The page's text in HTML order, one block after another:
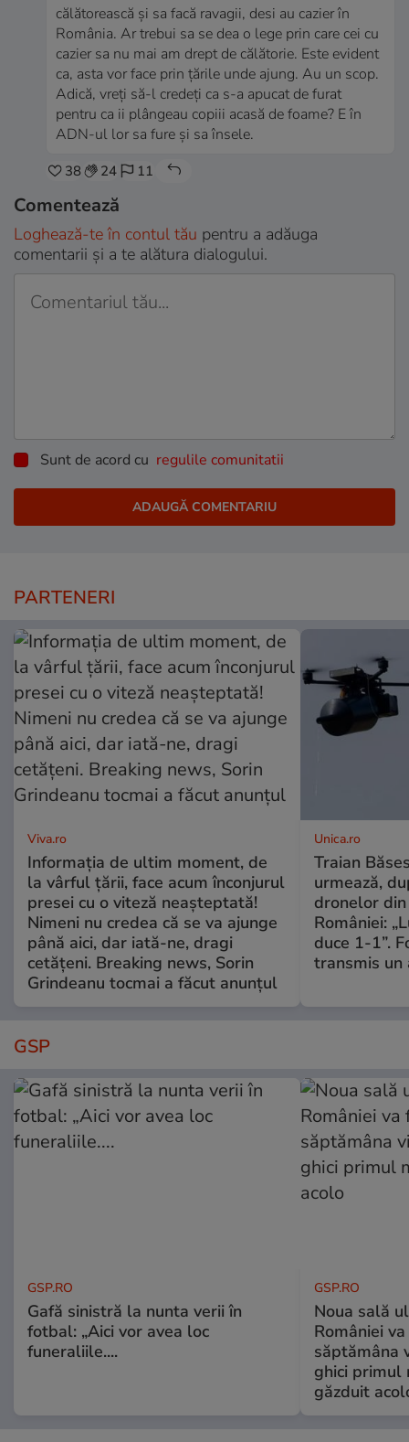
călătorească și sa facă ravagii, desi au cazier în
România. Ar trebui sa se dea o lege prin care cei cu
cazier sa nu mai am drept de călătorie. Este evident
ca, asta vor face prin țările unde ajung. Au un scop.
Adică, vreți să-l credeți ca s-a apucat de furat
pentru ca ii plângeau copiii acasă de foame? E în
ADN-ul lor sa fure și sa însele.
38 24 11
Comentează
Loghează-te în contul tău pentru a adăuga
comentarii și a te alătura dialogului.
Sunt de acord cu regulile comunitatii
PARTENERI
Viva.ro
Informația de ultim moment, de
la vârful țării, face acum înconjurul
presei cu o viteză neașteptată!
Nimeni nu credea că se va ajunge
până aici, dar iată-ne, dragi
cetățeni. Breaking news, Sorin
Grindeanu tocmai a făcut anunțul
Unica.ro
Traian
urmează,
dronelor
României:
duce 1-1”.
transmis un
GSP
GSP.RO
Gafă sinistră la nunta verii în
fotbal: „Aici vor avea loc
funeraliile....
GSP.RO
Noua sală
României
săptămâna
ghici primul
găzduit